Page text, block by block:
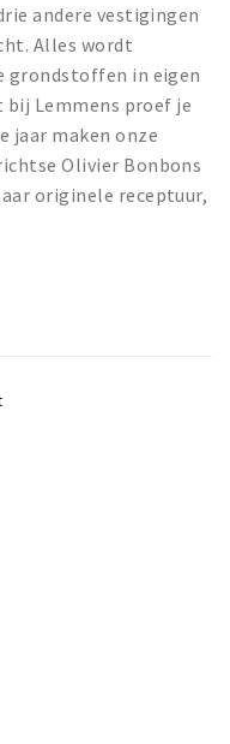
andere vestigingen
Alles wordt
grondstoffen in eigen
bij Lemmens proef je
jaar maken onze
Olivier Bonbons
originele receptuur,